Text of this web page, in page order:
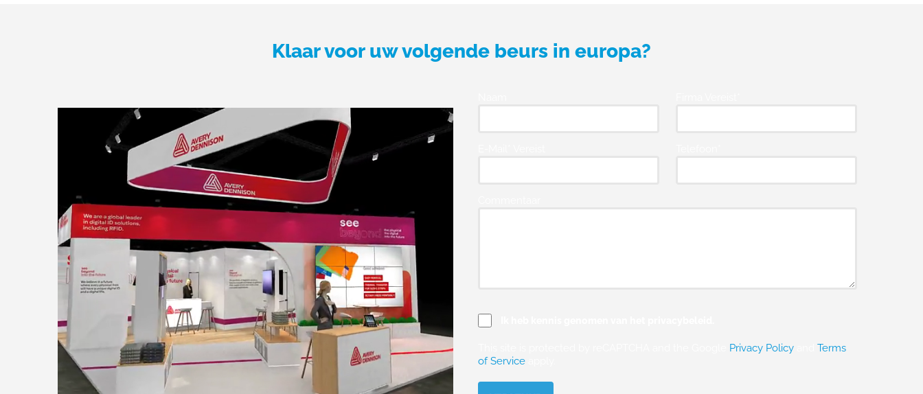
Klaar voor uw volgende beurs in europa?
Privacy Policy
Terms
of Service